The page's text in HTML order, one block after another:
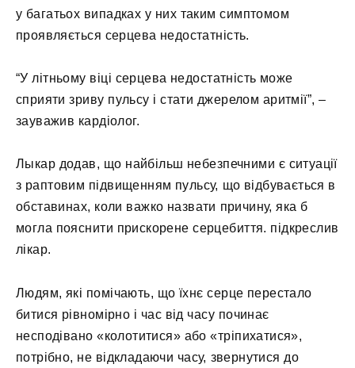
у багатьох випадках у них таким симптомом
проявляється серцева недостатність.
“У літньому віці серцева недостатність може
сприяти зриву пульсу і стати джерелом аритмії”, –
зауважив кардіолог.
Лыкар додав, що найбільш небезпечними є ситуації
з раптовим підвищенням пульсу, що відбувається в
обставинах, коли важко назвати причину, яка б
могла пояснити прискорене серцебиття. підкреслив
лікар.
Людям, які помічають, що їхнє серце перестало
битися рівномірно і час від часу починає
несподівано «колотитися» або «тріпихатися»,
потрібно, не відкладаючи часу, звернутися до